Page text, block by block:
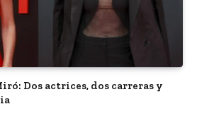
Dos actrices, dos carreras y